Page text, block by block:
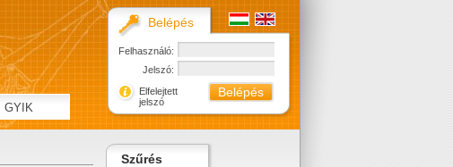
Szűrés
Belépés
Felhasználó:
Jelszó:
Elfelejtett
jelszó
GYIK